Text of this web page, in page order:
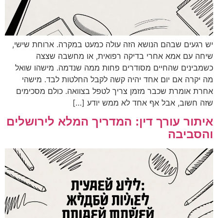
יש רגעים שבהם הנושא הזה עולה כמעט במקרה. ארוחת שישי,
שיחה עם אמא אחרי בדיקה רפואית, או מחשבה שצצה
כשמבינים שהחיים מסודרים פחות ממה שנדמה. מישהו שואל
מה יקרה אם יום אחד יהיה קשה לקבל החלטות לבד. מישהי
אחרת אומרת שכבר מזמן צריך לטפל בצוואה. כולם מסכימים
שזה חשוב, אבל אף אחד לא ממש יודע […]
איתור עורך דין: המדריך המלא לירושלים
והסביבה